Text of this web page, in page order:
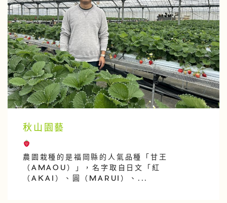
秋山園藝
農園栽種的是福岡縣的人氣品種「甘王
（AMAOU）」，名字取自日文「紅
（AKAI）、圓（MARUI）、...